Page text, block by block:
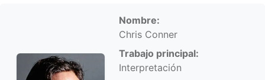
Información personal
Nombre:
Chris Conner
Trabajo principal:
Interpretación